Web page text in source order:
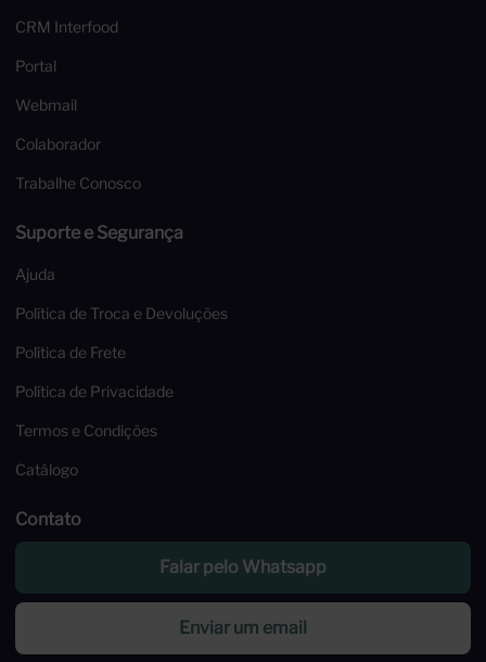
CRM Interfood
Portal
Webmail
Colaborador
Trabalhe Conosco
Suporte e Segurança
Ajuda
Política de Troca e Devoluções
Política de Frete
Política de Privacidade
Termos e Condições
Catálogo
Contato
Falar pelo Whatsapp
Enviar um email